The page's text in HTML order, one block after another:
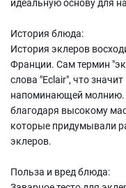
идеальную основу для
История блюда:
История эклеров
Франции. Сам термин
слова "Eclair", что
напоминающей молнию.
благодаря высокому
которые придумывали
эклеров.
Польза и вред блюда: